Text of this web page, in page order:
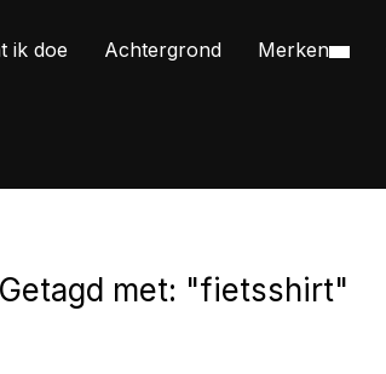
ik doe Achtergrond Merken
met: "fietsshirt"